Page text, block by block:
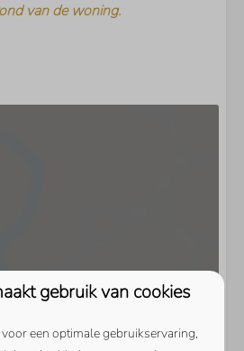
van de woning.
gebruik van cookies
een optimale gebruikservaring,